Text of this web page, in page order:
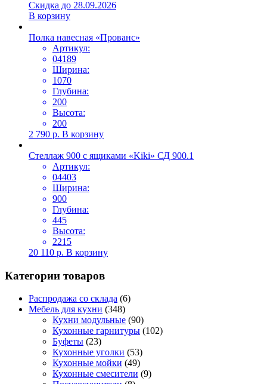
Скидка до 28.09.2026
В корзину
Полка навесная «Прованс»
Артикул:
04189
Ширина:
1070
Глубина:
200
Высота:
200
2 790 р. В корзину
Стеллаж 900 с ящиками «Kiki» СД 900.1
Артикул:
04403
Ширина:
900
Глубина:
445
Высота:
2215
20 110 р. В корзину
Категории товаров
Распродажа со склада (6)
Мебель для кухни (348)
Кухни модульные (90)
Кухонные гарнитуры (102)
Буфеты (23)
Кухонные уголки (53)
Кухонные мойки (49)
Кухонные смесители (9)